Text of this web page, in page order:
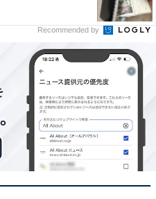
文ママです
ールアバウトに入社後、
記事執筆やSEOライティ
ニュースチームのメ
ルチャー・エンタメなど
都出身。居酒屋巡りとス
Recommended by